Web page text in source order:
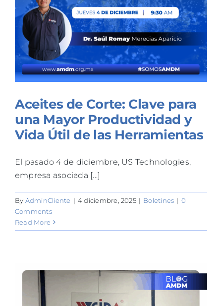
Aceites de Corte: Clave para
una Mayor Productividad y
Vida Útil de las Herramientas
El pasado 4 de diciembre, US Technologies,
empresa asociada [...]
By AdminCliente | 4 diciembre, 2025 | Boletines | 0
Comments
Read More